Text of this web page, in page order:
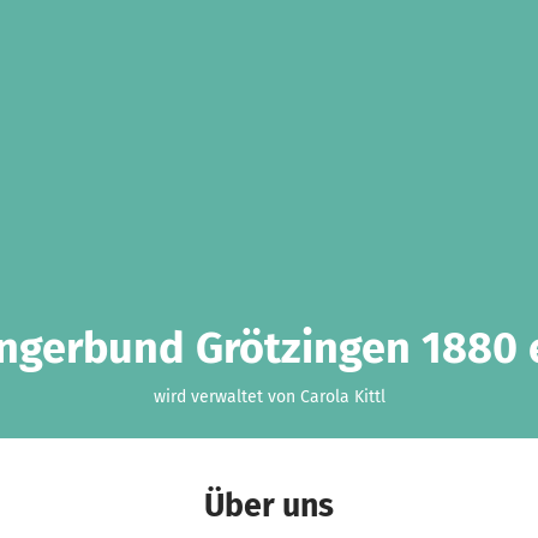
Grötzingen 1880
wird verwaltet von Carola Kittl
Über uns